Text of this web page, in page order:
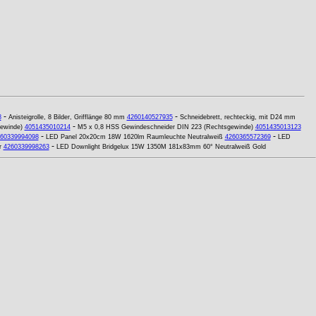
- Anisteigrolle, 8 Bilder, Grifflänge 80 mm 4260140527935- Schneidebrett, rechteckig, mit D24 mm
4051435010214- M5 x 0,8 HSS Gewindeschneider DIN 223 (Rechtsgewinde) 4051435013123
- LED Panel 20x20cm 18W 1620lm Raumleuchte Neutralweiß 4260365572369- LED
4260339998263- LED Downlight Bridgelux 15W 1350M 181x83mm 60° Neutralweiß Gold